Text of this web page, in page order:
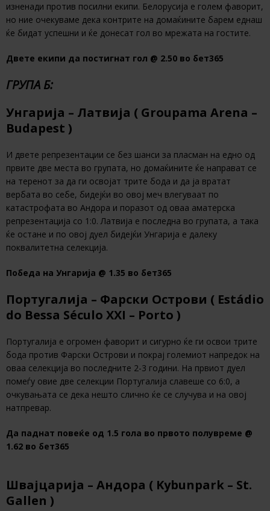
изненади против посилни екипи. Белорусија е голем фаворит,
но ние очекуваме дека контрите на домаќините барем еднаш
ќе бидат успешни и ќе донесат гол во мрежата на гостите.
Двете екипи да постигнат гол @ 2.50 во бет365
ГРУПА Б:
Унгарија – Латвија ( Groupama Arena –
Budapest )
И двете репрезентации се без шанси за пласман на едно од
првите две места во групата, но домаќините ќе направат се
на теренот за да ги освојат трите бода и да ја вратат
вербата во себе, бидејќи во овој меч влегуваат по
катастрофата во Андора и поразот од оваа аматерска
репрезентација со 1:0. Латвија е последна во групата, а така
ќе остане и по овој дуел бидејќи Унгарија е далеку
поквалитетна селекција.
Победа на Унгарија @ 1.35 во бет365
Португалија – Фарски Острови ( Estádio
do Bessa Século XXI – Porto )
Португалија е огромен фаворит и сигурно ќе ги освои трите
бода против Фарски Острови и покрај големиот напредок на
оваа селекција во последните 2-3 години. На првиот дуел
помеѓу овие две селекции Португалија славеше со 6:0, а
очкувањата се дека нешто слично ќе се случува и на овој
натпревар.
Да паднат повеќе од 1.5 гола во првото полувреме @
1.62 во бет365
Швајцарија – Андора ( Kybunpark – St.
Gallen )